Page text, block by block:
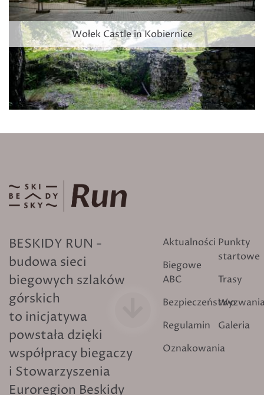
Wołek Castle in Kobiernice
BESKIDY RUN -
budowa sieci
biegowych szlaków
górskich
to inicjatywa
powstała dzięki
współpracy biegaczy
i Stowarzyszenia
Euroregion Beskidy
Aktualności
Biegowe
ABC
Bezpieczeństwo
Regulamin
Oznakowania
Punkty
startowe
Trasy
Galeria